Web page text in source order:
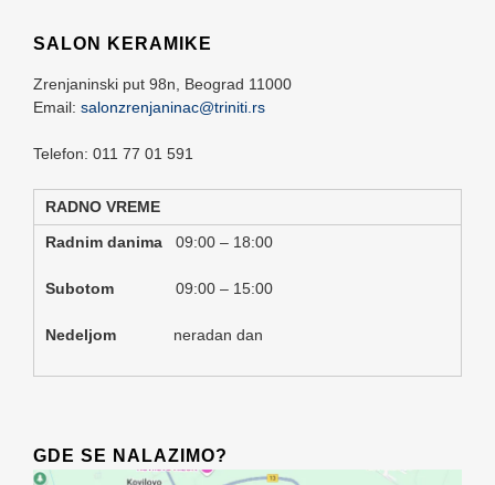
SALON KERAMIKE
Zrenjaninski put 98n, Beograd 11000
Email: salonzrenjaninac@triniti.rs
Telefon: 011 77 01 591
RADNO VREME
Radnim danima 09:00 – 18:00
Subotom 09:00 – 15:00
Nedeljom neradan dan
GDE SE NALAZIMO?